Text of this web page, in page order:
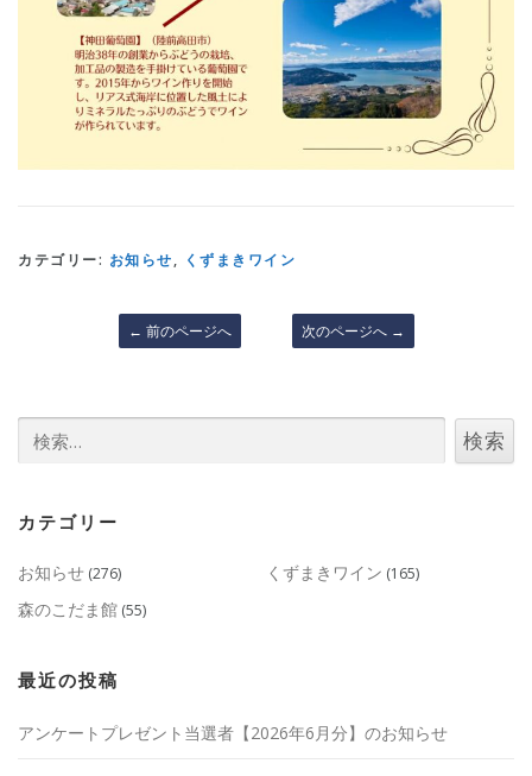
カテゴリー: お知らせ, くずまきワイン
← 前のページへ 次のページへ →
索:
カテゴリー
お知らせ (276) くずまきワイン (165)
森のこだま館 (55)
最近の投稿
アンケートプレゼント当選者【2026年6月分】のお知らせ